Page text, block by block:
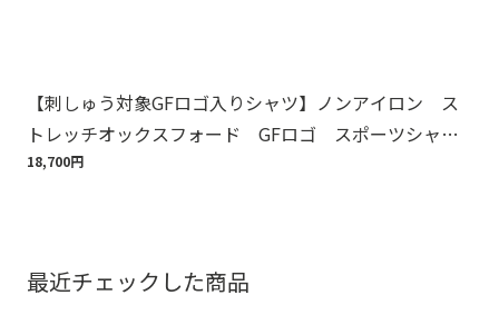
【刺しゅう対象GFロゴ入りシャツ】ノンアイロン ス
トレッチオックスフォード GFロゴ スポーツシャ
ツ Regular Fit
18,700円
最近チェックした商品